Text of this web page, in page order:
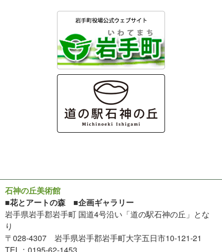
石神の丘美術館
■花とアートの森 ■企画ギャラリー
岩手県岩手郡岩手町 国道4号沿い「道の駅石神の丘」とな
り
〒028-4307 岩手県岩手郡岩手町大字五日市10-121-21